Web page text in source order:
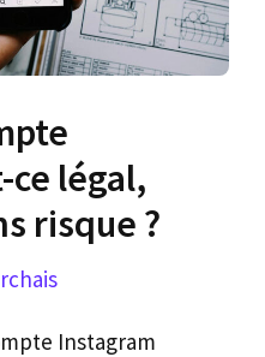
ce légal,
risque ?
Instagram